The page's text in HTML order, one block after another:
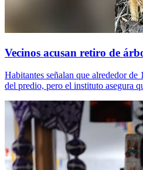
Vecinos acusan retiro de
Habitantes señalan que alrededor de
del predio, pero el instituto asegura